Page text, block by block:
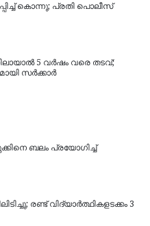
കൊന്നു; പ്രതി പൊലീസ്
5 വർഷം വരെ തടവ്;
സർക്കാർ
ബലം പ്രയോഗിച്ച്
രണ്ട് വിദ്യാർത്ഥികളടക്കം 3